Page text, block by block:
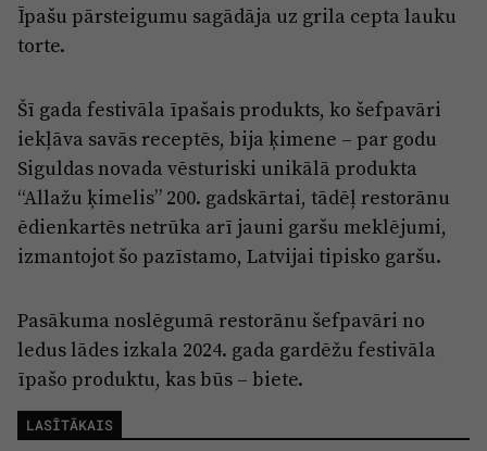
Īpašu pārsteigumu sagādāja uz grila cepta lauku
torte.
Šī gada festivāla īpašais produkts, ko šefpavāri
iekļāva savās receptēs, bija ķimene – par godu
Siguldas novada vēsturiski unikālā produkta
“Allažu ķimelis” 200. gadskārtai, tādēļ restorānu
ēdienkartēs netrūka arī jauni garšu meklējumi,
izmantojot šo pazīstamo, Latvijai tipisko garšu.
Pasākuma noslēgumā restorānu šefpavāri no
ledus lādes izkala 2024. gada gardēžu festivāla
īpašo produktu, kas būs – biete.
LASĪTĀKAIS